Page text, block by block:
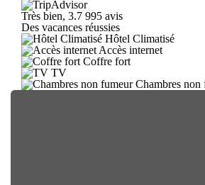
Très bien, 3.7 995 avis
Des vacances réussies
Hôtel Climatisé
Accès internet
Coffre fort
TV
Chambres non